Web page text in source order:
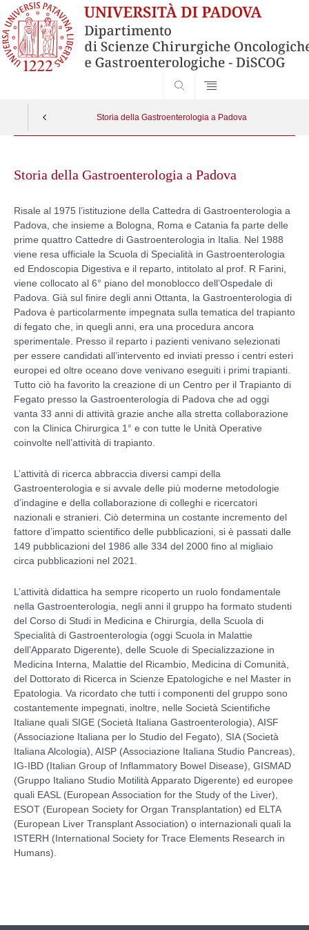
Storia della Gastroenterologia a Padova
contentStoria della Gastroenterologia a Padova
Risale al 1975 l’istituzione della Cattedra di Gastroenterologia a
Padova, che insieme a Bologna, Roma e Catania fa parte delle
prime quattro Cattedre di Gastroenterologia in Italia. Nel 1988
viene resa ufficiale la Scuola di Specialità in Gastroenterologia
ed Endoscopia Digestiva e il reparto, intitolato al prof. R Farini,
viene collocato al 6° piano del monoblocco dell’Ospedale di
Padova. Già sul finire degli anni Ottanta, la Gastroenterologia di
Padova è particolarmente impegnata sulla tematica del trapianto
di fegato che, in quegli anni, era una procedura ancora
sperimentale. Presso il reparto i pazienti venivano selezionati
per essere candidati all’intervento ed inviati presso i centri esteri
europei ed oltre oceano dove venivano eseguiti i primi trapianti.
Tutto ciò ha favorito la creazione di un Centro per il Trapianto di
Fegato presso la Gastroenterologia di Padova che ad oggi
vanta 33 anni di attività grazie anche alla stretta collaborazione
con la Clinica Chirurgica 1° e con tutte le Unità Operative
coinvolte nell’attività di trapianto.
L’attività di ricerca abbraccia diversi campi della
Gastroenterologia e si avvale delle più moderne metodologie
d’indagine e della collaborazione di colleghi e ricercatori
nazionali e stranieri. Ciò determina un costante incremento del
fattore d’impatto scientifico delle pubblicazioni, si è passati dalle
149 pubblicazioni del 1986 alle 334 del 2000 fino al migliaio
circa pubblicazioni nel 2021.
L’attività didattica ha sempre ricoperto un ruolo fondamentale
nella Gastroenterologia, negli anni il gruppo ha formato studenti
del Corso di Studi in Medicina e Chirurgia, della Scuola di
Specialità di Gastroenterologia (oggi Scuola in Malattie
dell’Apparato Digerente), delle Scuole di Specializzazione in
Medicina Interna, Malattie del Ricambio, Medicina di Comunità,
del Dottorato di Ricerca in Scienze Epatologiche e nel Master in
Epatologia. Va ricordato che tutti i componenti del gruppo sono
costantemente impegnati, inoltre, nelle Società Scientifiche
Italiane quali SIGE (Società Italiana Gastroenterologia), AISF
(Associazione Italiana per lo Studio del Fegato), SIA (Società
Italiana Alcologia), AISP (Associazione Italiana Studio Pancreas),
IG-IBD (Italian Group of Inflammatory Bowel Disease), GISMAD
(Gruppo Italiano Studio Motilità Apparato Digerente) ed europee
quali EASL (European Association for the Study of the Liver),
ESOT (European Society for Organ Transplantation) ed ELTA
(European Liver Transplant Association) o internazionali quali la
ISTERH (International Society for Trace Elements Research in
Humans).